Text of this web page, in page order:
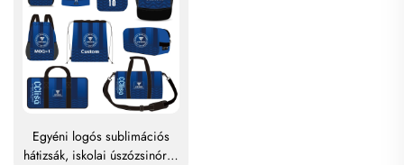
Egyéni logós sublimációs
hátizsák, iskolai úszózsinóros